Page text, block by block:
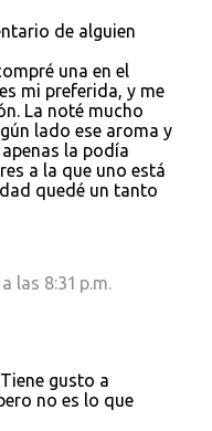
de alguien
una en el
mi preferida, y me
La noté mucho
lado ese aroma y
la podía
a la que uno está
quedé un tanto
las 8:31 p.m.
gusto a
no es lo que